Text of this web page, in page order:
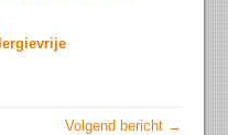
Volgend bericht →